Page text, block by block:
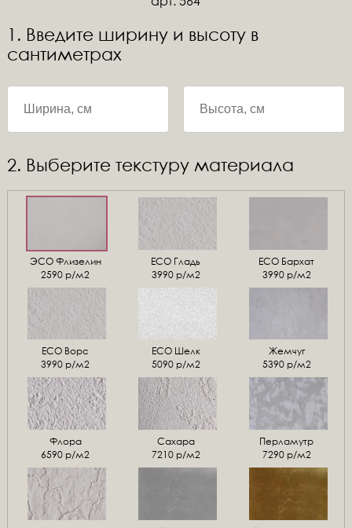
1. Введите ширину и высоту в
сантиметрах
2. Выберите текстуру материала
ЭСО Флизелин
2590 р/м2
ЕСО Гладь
3990 р/м2
ECO Бархат
3990 р/м2
ЕСО Ворс
3990 р/м2
ЕСО Шелк
5090 р/м2
Жемчуг
5390 р/м2
Флора
6590 р/м2
Сахара
7210 р/м2
Перламутр
7290 р/м2